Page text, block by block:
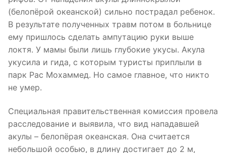
(белопёрой океанской) сильно пострадал ребенок.
В результате полученных травм потом в больнице
ему пришлось сделать ампутацию руки выше
локтя. У мамы были лишь глубокие укусы. Акула
укусила и гида, с которым туристы приплыли в
парк Рас Мохаммед. Но самое главное, что никто
не умер.
Специальная правительственная комиссия провела
расследование и выявила, что вид нападавшей
акулы – белопёрая океанская. Она считается
небольшой особью, в длину достигает до 2 м,